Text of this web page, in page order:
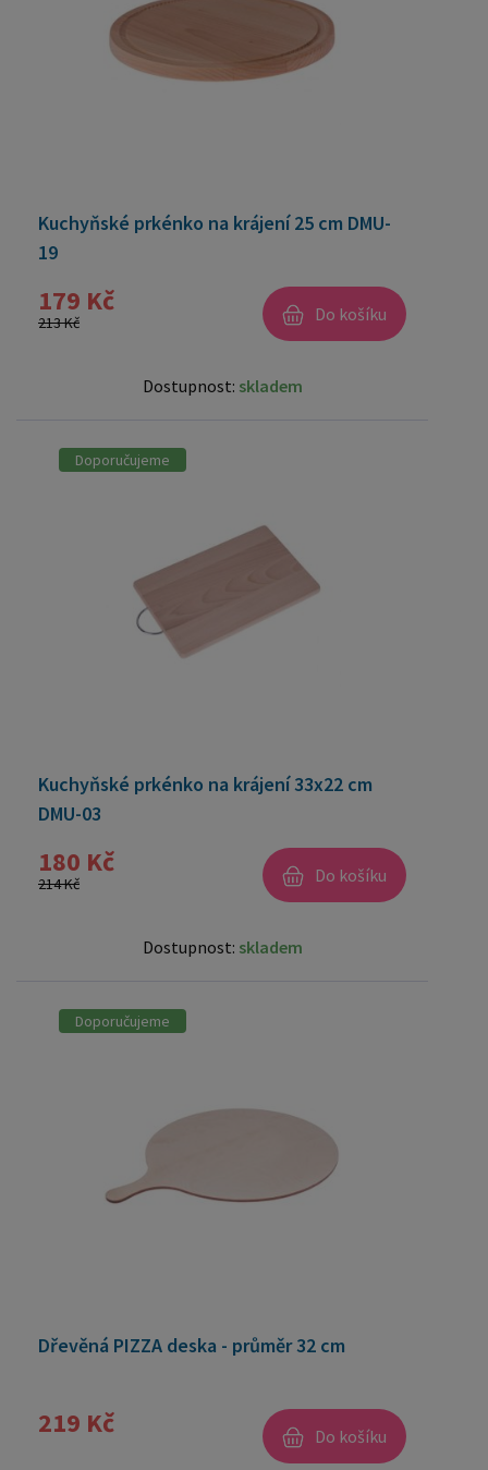
Kuchyňské prkénko na krájení 25 cm DMU-
19
179 Kč
213 Kč Do košíku
Dostupnost: skladem
Doporučujeme
Kuchyňské prkénko na krájení 33x22 cm
DMU-03
180 Kč
214 Kč Do košíku
Dostupnost: skladem
Doporučujeme
Dřevěná PIZZA deska - průměr 32 cm
219 Kč Do košíku